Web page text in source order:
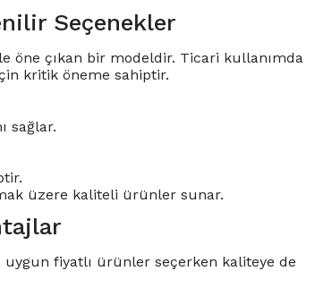
Seçenekler
öne çıkan bir modeldir. Ticari kullanımda
kritik öneme sahiptir.
sağlar.
üzere kaliteli ürünler sunar.
fiyatlı ürünler seçerken kaliteye de